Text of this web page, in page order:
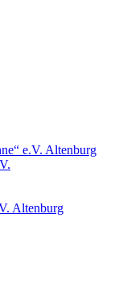
e.V. Altenburg
Altenburg